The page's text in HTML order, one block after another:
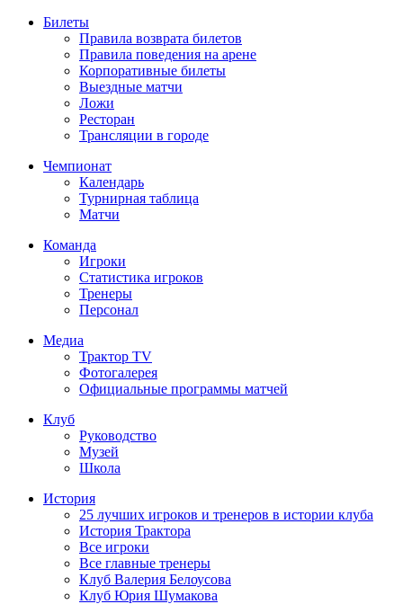
Билеты
Правила возврата билетов
Правила поведения на арене
Корпоративные билеты
Выездные матчи
Ложи
Ресторан
Трансляции в городе
Чемпионат
Календарь
Турнирная таблица
Матчи
Команда
Игроки
Статистика игроков
Тренеры
Персонал
Медиа
Трактор TV
Фотогалерея
Официальные программы матчей
Клуб
Руководство
Музей
Школа
История
25 лучших игроков и тренеров в истории клуба
История Трактора
Все игроки
Все главные тренеры
Клуб Валерия Белоусова
Клуб Юрия Шумакова